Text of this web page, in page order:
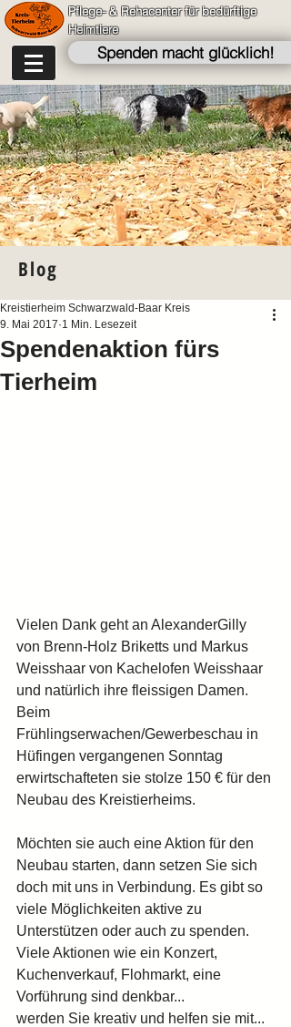
Pflege- & Rehacenter für bedürftige
Heimtiere
Spenden macht glücklich!
Blog
Spendenaktion fürs
Tierheim
Kreistierheim Schwarzwald-Baar Kreis
9. Mai 2017 1 Min. Lesezeit
Vielen Dank geht an AlexanderGilly
von Brenn-Holz Briketts und Markus
Weisshaar von Kachelofen Weisshaar
und natürlich ihre fleissigen Damen.
Beim
Frühlingserwachen/Gewerbeschau in
Hüfingen vergangenen Sonntag
erwirtschafteten sie stolze 150 € für den
Neubau des Kreistierheims.
Möchten sie auch eine Aktion für den
Neubau starten, dann setzen Sie sich
doch mit uns in Verbindung. Es gibt so
viele Möglichkeiten aktive zu
Unterstützen oder auch zu spenden.
Viele Aktionen wie ein Konzert,
Kuchenverkauf, Flohmarkt, eine
Vorführung sind denkbar...
werden Sie kreativ und helfen sie mit...